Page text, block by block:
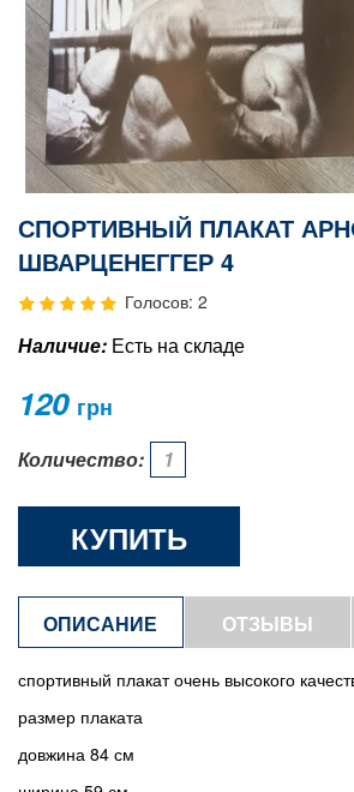
СПОРТИВНЫЙ ПЛАКАТ
ШВАРЦЕНЕГГЕР 4
Голосов: 2
Наличие: Есть на складе
120 грн
Количество:
КУПИТЬ
ОПИСАНИЕ ОТЗЫВЫ
спортивный плакат очень высокого
размер плаката
довжина 84 см